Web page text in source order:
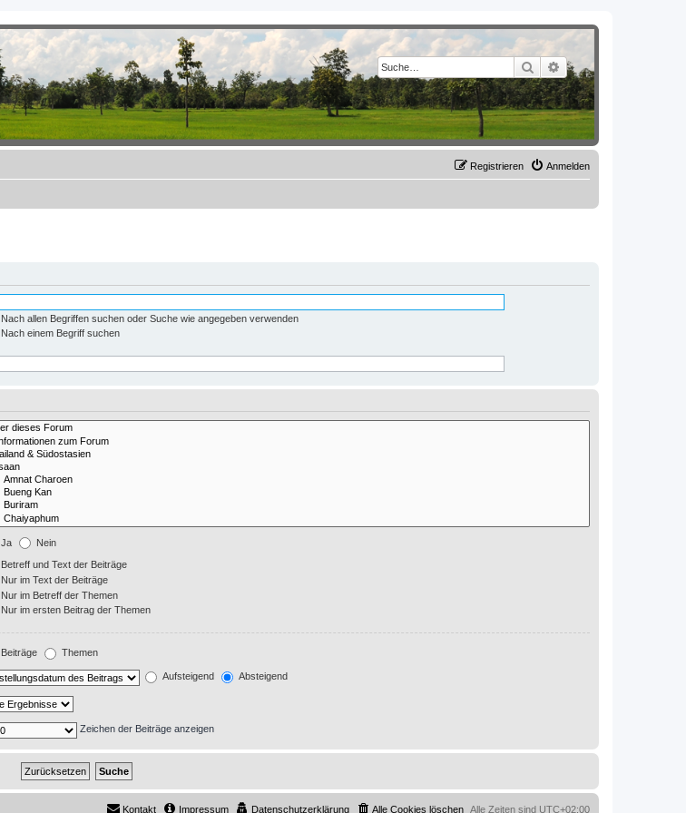
Suche Erweiterte Suche
Anmelden
Registrieren
Nach allen Begriffen suchen oder Suche wie angegeben verwenden
Nach einem Begriff suchen
Ja Nein
Betreff und Text der Beiträge
Nur im Text der Beiträge
Nur im Betreff der Themen
Nur im ersten Beitrag der Themen
Beiträge Themen
Aufsteigend Absteigend
Zeichen der Beiträge anzeigen
Alle Zeiten sind UTC+02:00
Alle Cookies löschen
Datenschutzerklärung
Impressum
Kontakt